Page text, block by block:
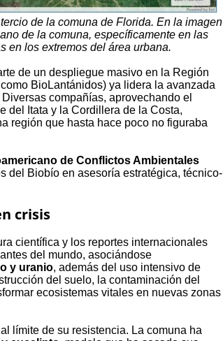
de la comuna de Florida. En la imagen
de la comuna, específicamente en las
en los extremos del área urbana.
de un despliegue masivo en la Región
BioLantánidos) ya lidera la avanzada
compañías, aprovechando el
del Itata y la Cordillera de la Costa,
región que hasta hace poco no figuraba
de Conflictos Ambientales
del Biobío en asesoría estratégica, técnico-
crisis
científica y los reportes internacionales
del mundo, asociándose
y uranio, además del uso intensivo de
del suelo, la contaminación del
ecosistemas vitales en nuevas zonas
límite de su resistencia. La comuna ha